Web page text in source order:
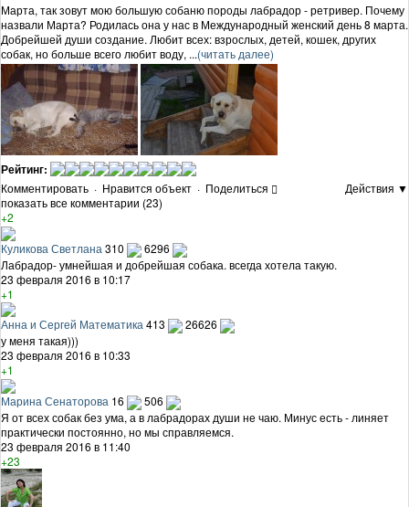
Марта, так зовут мою большую собаню породы лабрадор - ретривер. Почему
назвали Марта? Родилась она у нас в Международный женский день 8 марта.
Добрейшей души создание. Любит всех: взрослых, детей, кошек, других
собак, но больше всего любит воду, ...(читать далее)
Рейтинг:
Комментировать · Нравится объект · Поделиться
Действия ▼
показать все комментарии (23)
+2
Куликова Светлана 310
6296
Лабрадор- умнейшая и добрейшая собака. всегда хотела такую.
23 февраля 2016 в 10:17
+1
Анна и Сергей Математика 413
26626
у меня такая)))
23 февраля 2016 в 10:33
+1
Марина Сенаторова 16
506
Я от всех собак без ума, а в лабрадорах души не чаю. Минус есть - линяет
практически постоянно, но мы справляемся.
23 февраля 2016 в 11:40
+23